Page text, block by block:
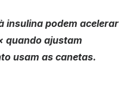
insulina podem acelerar
quando ajustam
usam as canetas.